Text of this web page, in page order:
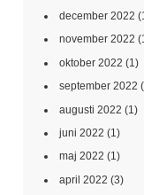
december 2022
november 2022
oktober 2022 (1)
september 2022
augusti 2022 (1)
juni 2022 (1)
maj 2022 (1)
april 2022 (3)